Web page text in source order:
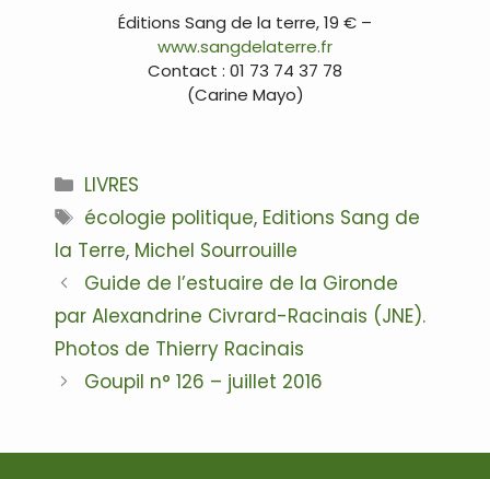
Éditions Sang de la terre, 19 € –
www.sangdelaterre.fr
Contact : 01 73 74 37 78
(Carine Mayo)
Catégories
LIVRES
Étiquettes
écologie politique, Editions Sang de
la Terre, Michel Sourrouille
Navigation
des
articles
Guide de l’estuaire de la Gironde
par Alexandrine Civrard-Racinais (JNE).
Photos de Thierry Racinais
Goupil n° 126 – juillet 2016